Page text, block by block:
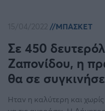
ΜΠΑΣΚΕΤ
Σε 450
Ζαπονίδου, η
θα σε
Ηταν η καλύτερη και χωρίς